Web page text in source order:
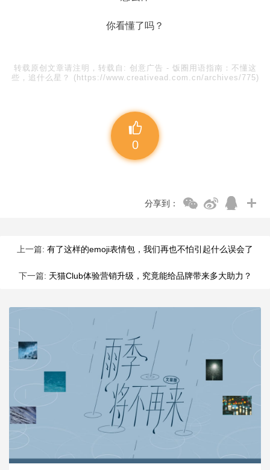
你看懂了吗？
转载原创文章请注明，转载自: 创意广告 - 饭圈用语指南：不懂这
些，追什么星？ (https://www.creativead.com.cn/archives/775)
0
分享到：
上一篇: 有了这样的emoji表情包，我们再也不怕引起什么误会了
下一篇: 天猫Club体验营销升级，究竟能给品牌带来多大助力？